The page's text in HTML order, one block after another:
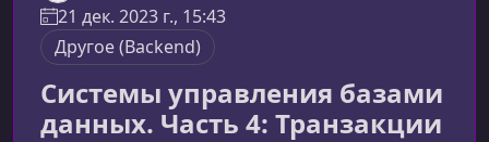
21 дек. 2023 г., 15:43
Другое (Backend)
Системы управления базами
данных. Часть 4: Транзакции